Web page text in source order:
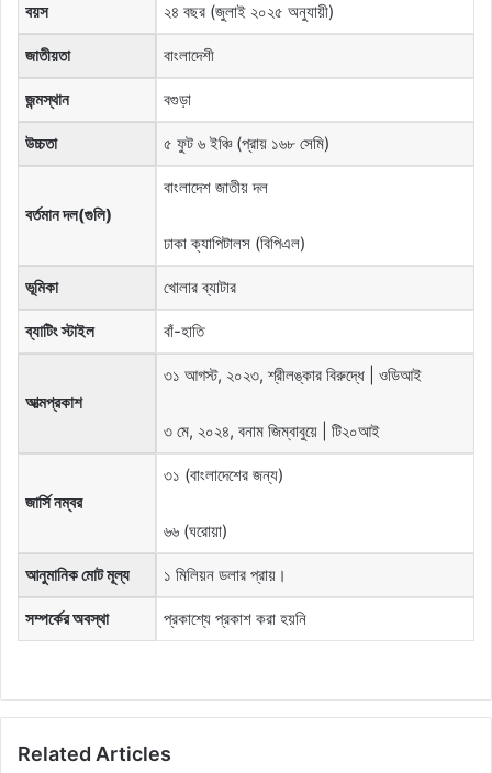
বয়স ২৪ বছর (জুলাই ২০২৫ অনুযায়ী)
জাতীয়তা বাংলাদেশী
জন্মস্থান বগুড়া
উচ্চতা ৫ ফুট ৬ ইঞ্চি (প্রায় ১৬৮ সেমি)
বর্তমান দল(গুলি)
বাংলাদেশ জাতীয় দল
ঢাকা ক্যাপিটালস (বিপিএল)
ভূমিকা খোলার ব্যাটার
ব্যাটিং স্টাইল বাঁ-হাতি
আত্মপ্রকাশ
৩১ আগস্ট, ২০২৩, শ্রীলঙ্কার বিরুদ্ধে | ওডিআই
৩ মে, ২০২৪, বনাম জিম্বাবুয়ে | টি২০আই
জার্সি নম্বর
৩১ (বাংলাদেশের জন্য)
৬৬ (ঘরোয়া)
আনুমানিক মোট মূল্য ১ মিলিয়ন ডলার প্রায়।
সম্পর্কের অবস্থা প্রকাশ্যে প্রকাশ করা হয়নি
Related Articles